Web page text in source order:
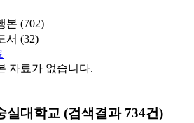
본 (702)
서 (32)
자료가 없습니다.
실대학교 (검색결과 734건)